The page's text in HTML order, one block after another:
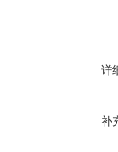
详
补